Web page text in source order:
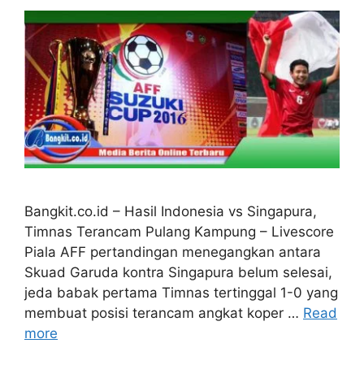
Bangkit.co.id – Hasil Indonesia vs Singapura,
Timnas Terancam Pulang Kampung – Livescore
Piala AFF pertandingan menegangkan antara
Skuad Garuda kontra Singapura belum selesai,
jeda babak pertama Timnas tertinggal 1-0 yang
membuat posisi terancam angkat koper … Read
more